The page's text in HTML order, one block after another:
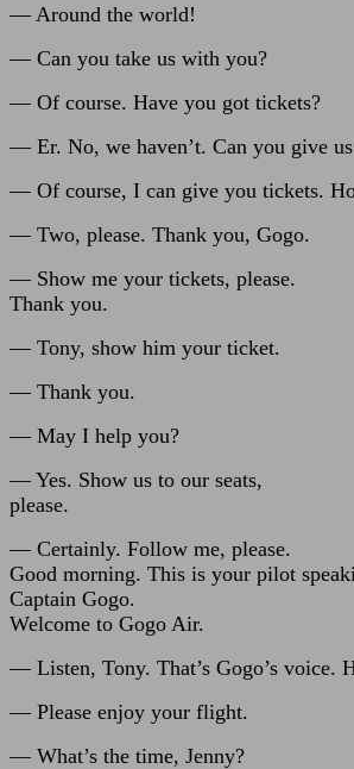
— Around the world!
— Can you take us with you?
— Of course. Have you got tickets?
— Er. No, we haven’t. Can you give
— Of course, I can give you tickets.
— Two, please. Thank you, Gogo.
— Show me your tickets, please.
Thank you.
— Tony, show him your ticket.
— Thank you.
— May I help you?
— Yes. Show us to our seats,
please.
— Certainly. Follow me, please.
Good morning. This is your pilot
Captain Gogo.
Welcome to Gogo Air.
— Listen, Tony. That’s Gogo’s voice.
— Please enjoy your flight.
— What’s the time, Jenny?